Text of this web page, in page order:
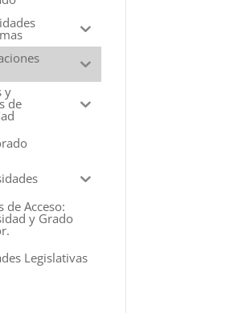
y
de
de Acceso:
y Grado
Legislativas